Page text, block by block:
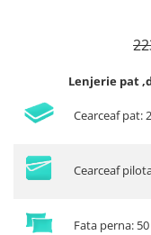
Lenjerie pat
Cearceaf pat:
Cearceaf
Fata perna: